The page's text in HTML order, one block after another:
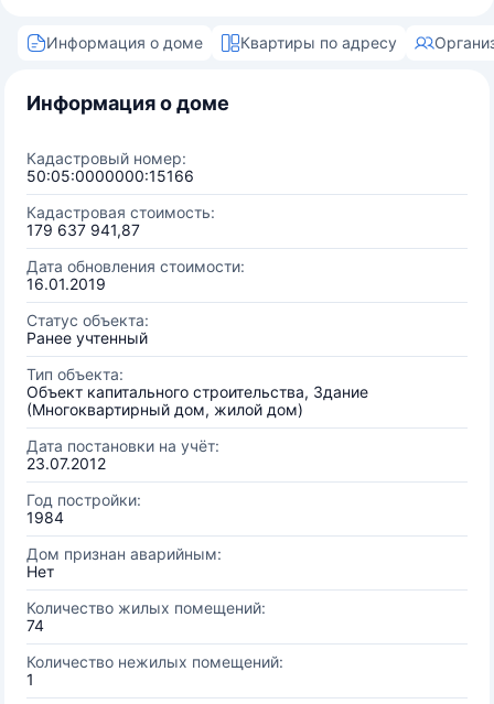
Информация о доме Квартиры по адресу
Информация о доме
Кадастровый номер:
50:05:0000000:15166
Кадастровая стоимость:
179 637 941,87
Дата обновления стоимости:
16.01.2019
Статус объекта:
Ранее учтенный
Тип объекта:
Объект капитального строительства, Здание
(Многоквартирный дом, жилой дом)
Дата постановки на учёт:
23.07.2012
Год постройки:
1984
Дом признан аварийным:
Нет
Количество жилых помещений:
74
Количество нежилых помещений:
1